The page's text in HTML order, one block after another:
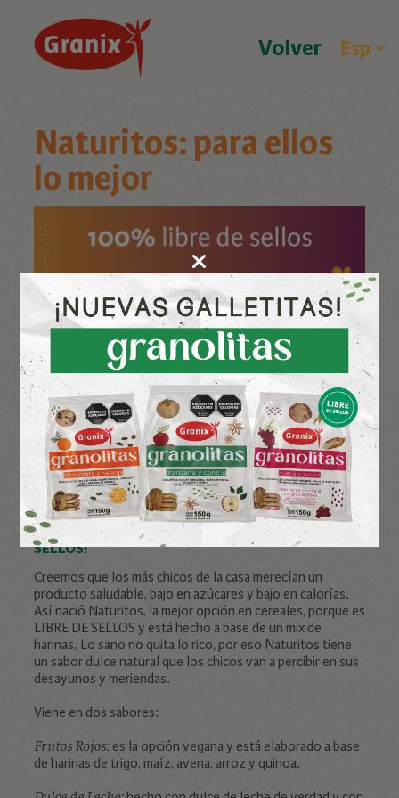
Volver
Naturitos: para ellos
lo mejor
NUEVA LÍNEA DE CEREALES PARA NIÑOS ¡LIBRE DE
SELLOS!
Creemos que los más chicos de la casa merecían un
producto saludable, bajo en azúcares y bajo en calorías.
Así nació Naturitos, la mejor opción en cereales, porque es
LIBRE DE SELLOS y está hecho a base de un mix de
harinas. Lo sano no quita lo rico, por eso Naturitos tiene
un sabor dulce natural que los chicos van a percibir en sus
desayunos y meriendas.
Viene en dos sabores:
Frutos Rojos:es la opción vegana y está elaborado a base
de harinas de trigo, maíz, avena, arroz y quinoa.